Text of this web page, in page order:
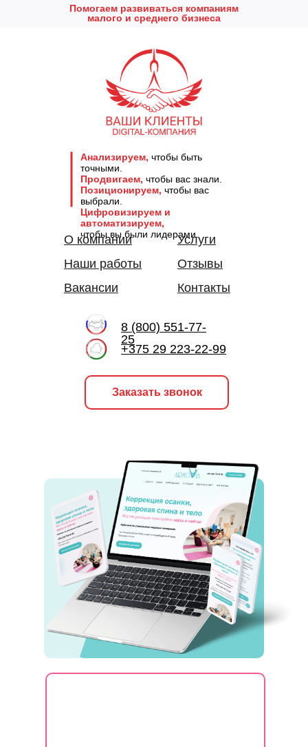
Заказать звонок
Анализируем, чтобы быть
точными.
Продвигаем, чтобы вас знали.
Позиционируем, чтобы вас
выбрали.
Цифровизируем и
автоматизируем,
чтобы вы были лидерами.
Помогаем развиваться компаниям
малого и среднего бизнеса
О компании
Наши работы
Отзывы
Услуги
Вакансии Контакты
8 (800) 551-77-
25
+375 29 223-22-99